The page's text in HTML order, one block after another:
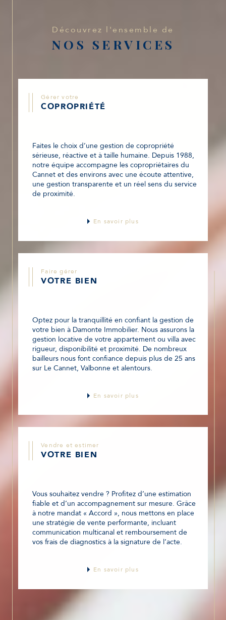
Découvrez l'ensemble de
NOS SERVICES
Gérer votre
COPROPRIÉTÉ
Faites le choix d’une gestion de copropriété
sérieuse, réactive et à taille humaine. Depuis 1988,
notre équipe accompagne les copropriétaires du
Cannet et des environs avec une écoute attentive,
une gestion transparente et un réel sens du service
de proximité.
En savoir plus
Faire gérer
VOTRE BIEN
Optez pour la tranquillité en confiant la gestion de
votre bien à Damonte Immobilier. Nous assurons la
gestion locative de votre appartement ou villa avec
rigueur, disponibilité et proximité. De nombreux
bailleurs nous font confiance depuis plus de 25 ans
sur Le Cannet, Valbonne et alentours.
En savoir plus
Vendre et estimer
VOTRE BIEN
Vous souhaitez vendre ? Profitez d’une estimation
fiable et d’un accompagnement sur mesure. Grâce
à notre mandat « Accord », nous mettons en place
une stratégie de vente performante, incluant
communication multicanal et remboursement de
vos frais de diagnostics à la signature de l’acte.
En savoir plus